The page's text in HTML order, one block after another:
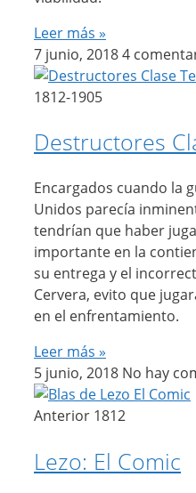
Leer más »
7 junio, 20184
1812-1905
Destructores
Encargados cuando la
Unidos parecía
tendrían que haber
importante en la
su entrega y el
Cervera, evito que
en el enfrentamiento.
Leer más »
5 junio, 2018 No hay
Anterior 1812
Lezo: El Comic